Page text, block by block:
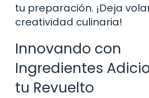
tu preparación. ¡Deja
creatividad culinaria!
Innovando con
Ingredientes
tu Revuelto